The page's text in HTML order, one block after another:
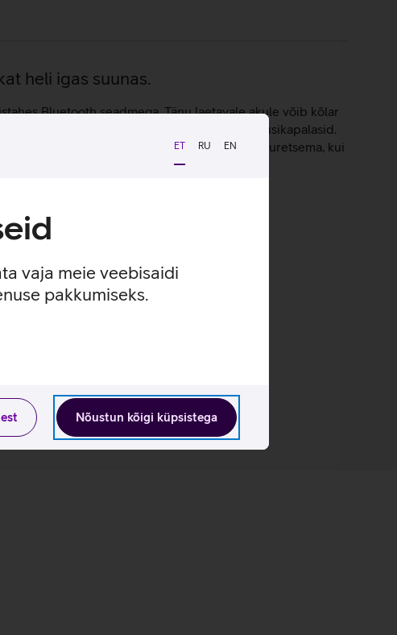
ET RU EN
vaja meie veebisaidi
pakkumiseks.
Nõustun kõigi küpsistega
heli igas suunas.
Bluetooth seadmega. Tänu laetavale akule võib kõlar
keskele ja igaüks saab nautida erinevaid muusikapalasid.
tugevdatud servad, mistõttu ei pea sa muretsema, kui
seadme.